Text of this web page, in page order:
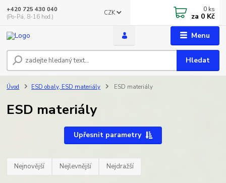
Menu
CZK
Hledat
+420 725 430 040
(Po-Pá, 8-16 hod.)
0 ks
za 0 Kč
Úvod ESD obaly, ESD materiály ESD materiály
ESD materiály
Upřesnit parametry
Nejnovější Nejlevnější Nejdražší